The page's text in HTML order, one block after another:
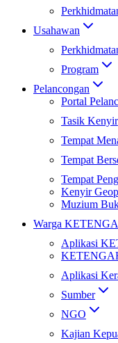
Usahawan
Program
Pelancongan
Portal
Tasik Kenyir
Tempat
Tempat
Tempat
Kenyir
Muzium
Warga
Aplikasi
Aplikasi
Sumber
NGO
Kajian